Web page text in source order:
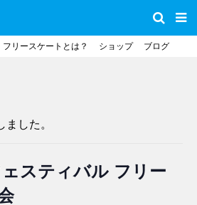
フリースケートとは？ ショップ ブログ
した。
スティバル フリー